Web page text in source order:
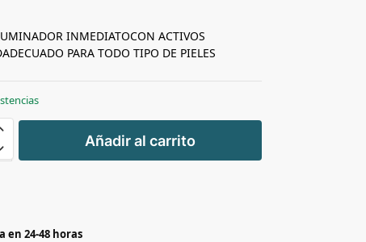
INMEDIATOCON ACTIVOS
ADECUADO PARA TODO TIPO DE PIELES
+
-
Añadir al carrito
en 24-48 horas